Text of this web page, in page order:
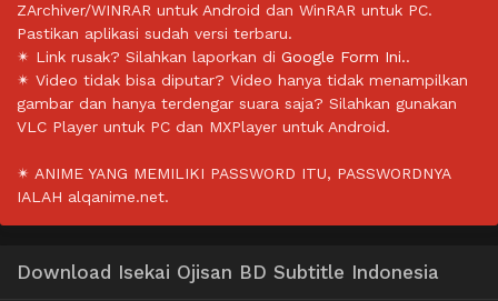
ZArchiver/WINRAR untuk Android dan WinRAR untuk PC.
Pastikan aplikasi sudah versi terbaru.
✴ Link rusak? Silahkan laporkan di Google Form Ini..
✴ Video tidak bisa diputar? Video hanya tidak menampilkan
gambar dan hanya terdengar suara saja? Silahkan gunakan
VLC Player untuk PC dan MXPlayer untuk Android.
✴ ANIME YANG MEMILIKI PASSWORD ITU, PASSWORDNYA
IALAH alqanime.net.
Download Isekai Ojisan BD Subtitle Indonesia